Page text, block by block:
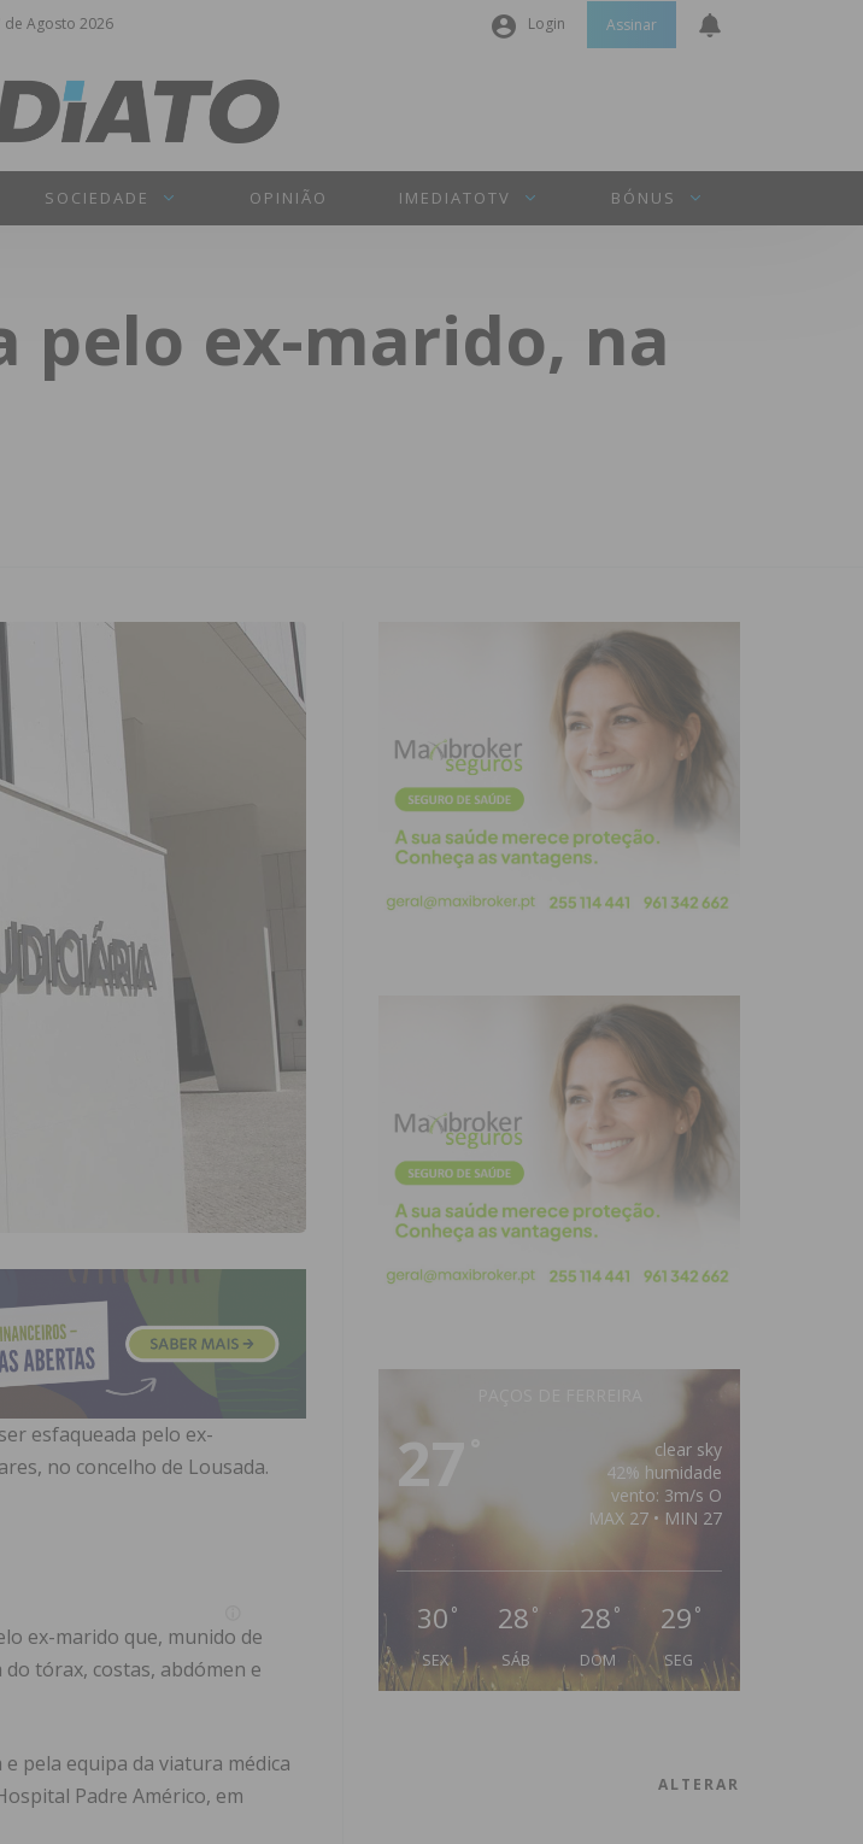
de Agosto 2026 Login
Senha
INICIAR SESSÃO
Assinar
SOCIEDADE OPINIÃO IMEDIATOTV BÓNUS
pelo ex-marido, na
esfaqueada pelo ex-
no concelho de Lousada.
ex-marido que, munido de
tórax, costas, abdómen e
pela equipa da viatura médica
Padre Américo, em
27
clear sky
42% humidade
vento: 3m/s O
MAX 27 • MIN 27
30 °
SEX
28 °
SÁB
28 °
DOM
29 °
SEG
ALTERAR